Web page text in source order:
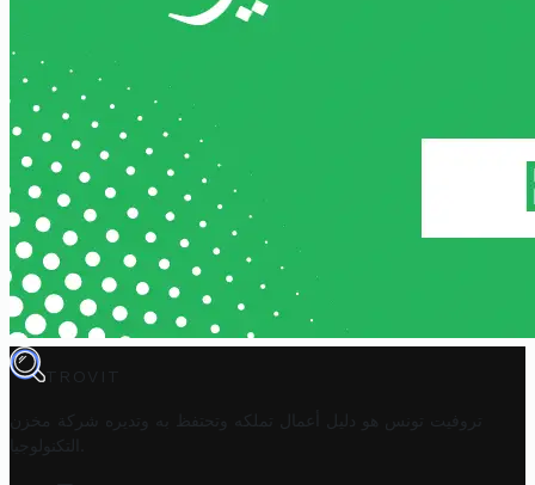
TROVIT
تروفيت تونس هو دليل أعمال تملكه وتحتفظ به وتديره
شركة مخزن
التكنولوجيا